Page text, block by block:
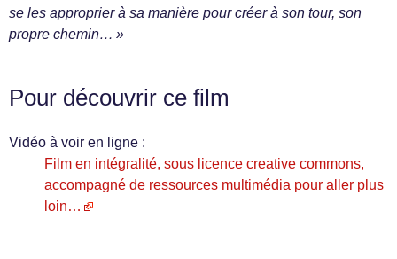
se les approprier à sa manière pour créer à son tour, son
propre chemin… »
Pour découvrir ce film
Vidéo à voir en ligne :
Film en intégralité, sous licence creative commons,
accompagné de ressources multimédia pour aller plus
loin…